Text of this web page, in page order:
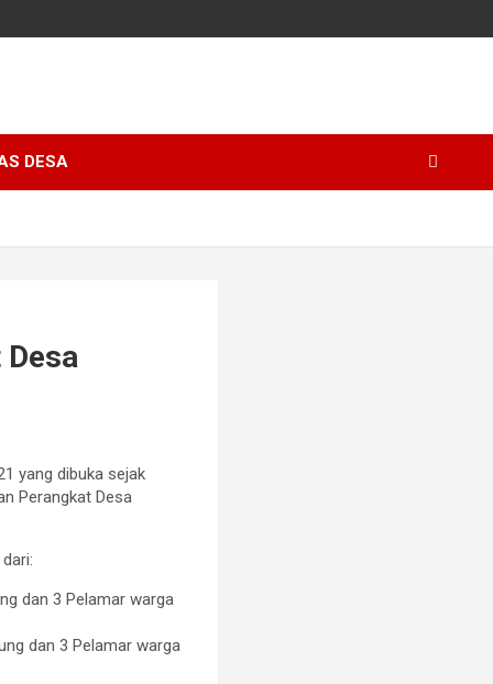
DESA
yang dibuka sejak
Perangkat Desa
dan 3 Pelamar warga
dan 3 Pelamar warga